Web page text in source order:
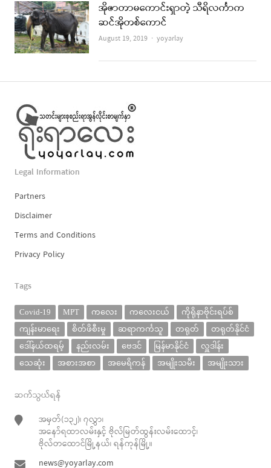
အိုဇာတာမကောင်းရှာတဲ့ သီရိလင်္ကာက
ဆင်အိုတစ်ကောင်
August 19, 2019 Author
yoyarlay
Legal Information
Partners
Disclaimer
Terms and Conditions
Privacy Policy
Tags
Covid-19 MPT ကလေး ကလေးငယ်
ကိုရိုနာဗိုင်းရပ်စ်
ကျန်းမာရေး
စိတ်ဖိစီးမှု ဆရာကင်္ကသူ တရုတ်
တရုတ်နိုင်ငံ
ဒေါ်နယ်ထရမ့်
နည်းလမ်း ဗေဒင် မြန်မာနိုင်ငံ
လှူဒါန်း
သေဆုံး
အစားအစာ အမေရိကန် အမျိုးသမီး အမျိုးသား
ဆက်သွယ်ရန်
အမှတ်(၁၃၂)၊ ၇လွှာ၊
အနော်ရထာလမ်းနှင့် ဗိုလ်မြတ်ထွန်းလမ်းထောင့်၊
ဗိုလ်တထောင်မြို့နယ်၊ ရန်ကုန်မြို့။
news@yoyarlay.com